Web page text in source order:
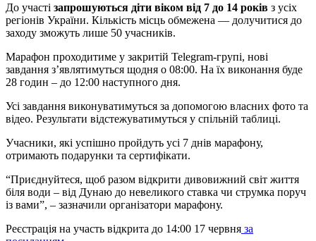
До участі запрошуються діти віком від 7 до 14 років з усіх
регіонів України. Кількість місць обмежена — долучитися до
заходу зможуть лише 50 учасників.
Марафон проходитиме у закритій Telegram-групі, нові
завдання з’являтимуться щодня о 08:00. На їх виконання буде
28 годин – до 12:00 наступного дня.
Усі завдання виконуватимуться за допомогою власних фото та
відео. Результати відстежуватимуться у спільній таблиці.
Учасники, які успішно пройдуть усі 7 днів марафону,
отримають подарунки та сертифікати.
“Приєднуйтеся, щоб разом відкрити дивовижний світ життя
біля води – від Дунаю до невеликого ставка чи струмка поруч
із вами”, – зазначили організатори марафону.
Реєстрація на участь відкрита до 14:00 17 червня за